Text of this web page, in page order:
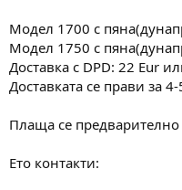
Модел 1700 с
Модел 1750 с
Доставка с DPD: 22 Eur
Доставката се прави за
Плаща се предварително
Ето контакти: